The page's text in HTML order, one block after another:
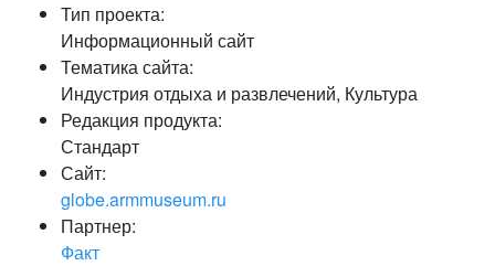
Пароль
Запомнить меня на этом
Тип проекта:
Информационный сайт
Тематика сайта:
Индустрия отдыха и развлечений, Культура
Редакция продукта:
Стандарт
Сайт:
globe.armmuseum.ru
Партнер:
Факт